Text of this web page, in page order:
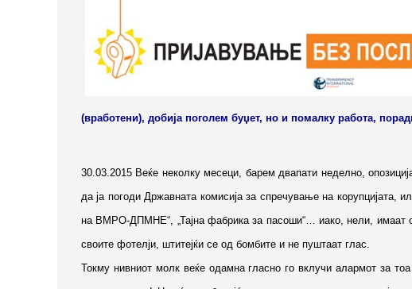
(вработени), добија поголем буџет, но и помалку работа,
30.03.2015 Веќе неколку месеци, барем двапати неделно,
да ја погоди Државната комисија за спречување на корупцијата,
на ВМРО-ДПМНЕ“, „Тајна фабрика за пасоши“… иако, нели, имаат
своите фотелји, штитејќи се од бомбите и не пуштаат глас.
Токму нивниот молк веќе одамна гласно го вклучи алармот за